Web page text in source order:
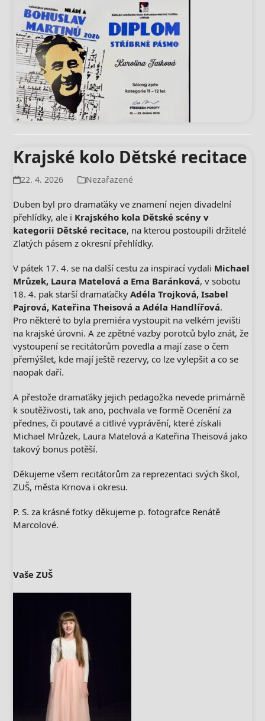
Krajské kolo Dětské recitace
22. 4. 2026 Nezařazené
Duben byl pro dramaťáky ve znamení nejen divadelní
přehlídky, ale i Krajského kola Dětské scény v
kategorii Dětské recitace, na kterou postoupili držitelé
Zlatých pásem z okresní přehlídky.
V pátek 17. 4. se na další cestu za inspirací vydali Michael
Mrůzek, Laura Matelová a Ema Baránková, v sobotu
18. 4. pak starší dramaťačkyAdéla Trojková, Isabel
Pajrová, Kateřina Theisová a Adéla Handlířová.
Pro některé to byla premiéra vystoupit na velkém jevišti
na krajské úrovni. A ze zpětné vazby porotců bylo znát, že
vystoupení se recitátorům povedla a mají zase o čem
přemýšlet, kde mají ještě rezervy, co lze vylepšit a co se
naopak daří.
A přestože dramaťáky jejich pedagožka nevede primárně
k soutěživosti, tak ano, pochvala ve formě Ocenění za
přednes, či poutavé a citlivé vyprávění, které získali
Michael Mrůzek, Laura Matelová a Kateřina Theisová jako
takový bonus potěší.
Děkujeme všem recitátorům za reprezentaci svých škol,
ZUŠ, města Krnova i okresu.
P. S. za krásné fotky děkujeme p. fotografce Renátě
Marcolové.
Vaše ZUŠ